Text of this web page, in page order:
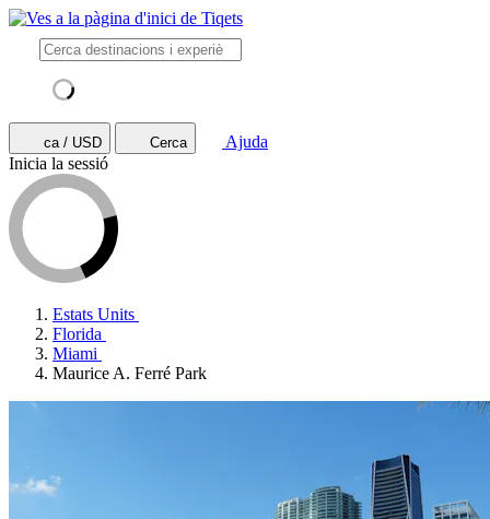
ca / USD Cerca
Ajuda
Inicia la sessió
Estats Units
Florida
Miami
Maurice A. Ferré Park